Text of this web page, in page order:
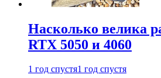
Насколько велика
RTX 5050 и 4060
1 год спустя1 год спустя